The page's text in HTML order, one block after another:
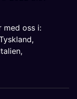
med oss i:
,
,